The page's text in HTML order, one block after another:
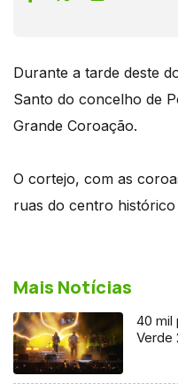
Durante a tarde deste
Santo do concelho de
Grande Coroação.
O cortejo, com as
ruas do centro histórico
Mais Notícias
40 mil
Verde